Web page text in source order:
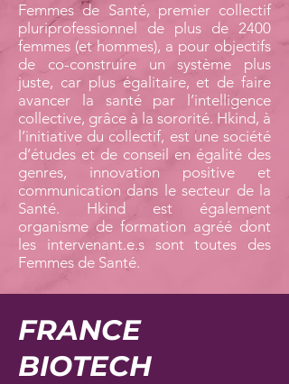
Femmes de Santé, premier collectif
pluriprofessionnel de plus de 2400
femmes (et hommes), a pour objectifs
de co-construire un système plus
juste, car plus égalitaire, et de faire
avancer la santé par l’intelligence
collective, grâce à la sororité. Hkind, à
l’initiative du collectif, est une société
d’études et de conseil en égalité des
genres, innovation positive et
communication dans le secteur de la
Santé. Hkind est également
organisme de formation agréé dont
les intervenant.e.s sont toutes des
Femmes de Santé.
FRANCE
BIOTECH